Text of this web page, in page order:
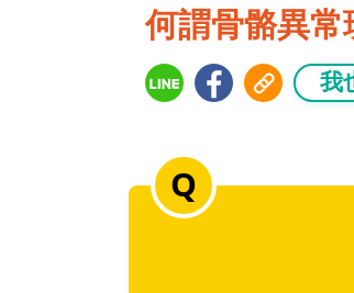
何謂骨骼異常
我